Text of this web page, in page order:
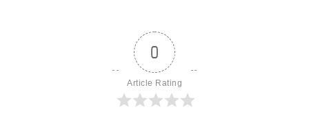
0
Article Rating